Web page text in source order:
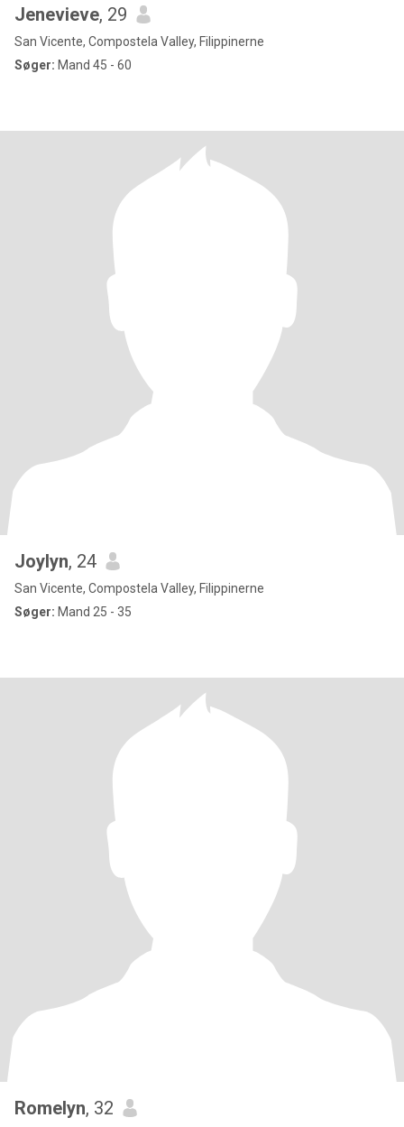
Jenevieve, 29
San Vicente, Compostela Valley, Filippinerne
Søger: Mand 45 - 60
Joylyn, 24
San Vicente, Compostela Valley, Filippinerne
Søger: Mand 25 - 35
Romelyn, 32